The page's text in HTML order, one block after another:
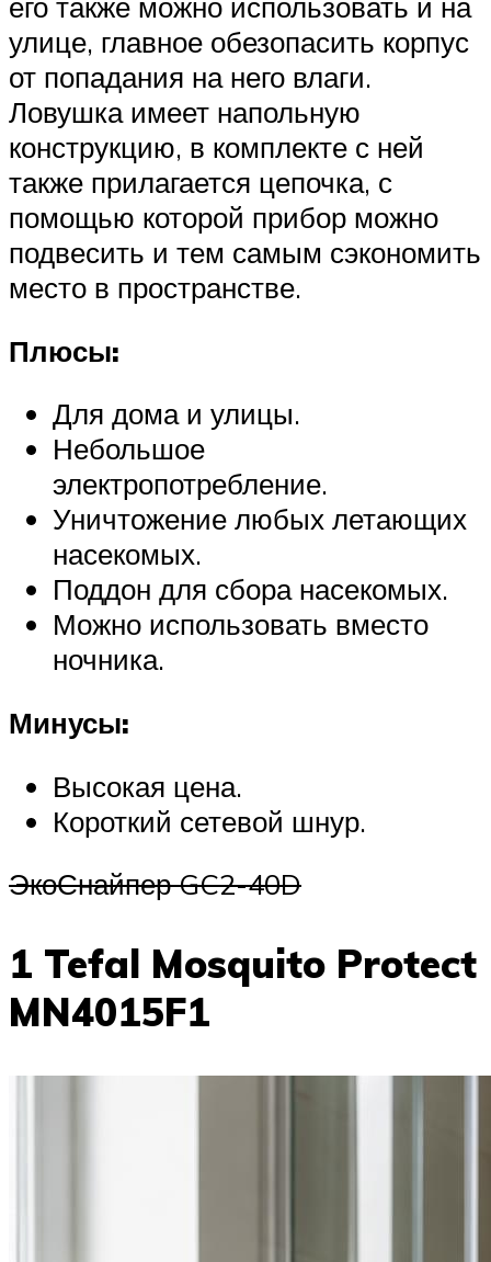
улице, главное обезопасить корпус
от попадания на него влаги.
Ловушка имеет напольную
конструкцию, в комплекте с ней
также прилагается цепочка, с
помощью которой прибор можно
подвесить и тем самым сэкономить
место в пространстве.
Плюсы:
Для дома и улицы.
Небольшое
электропотребление.
Уничтожение любых летающих
насекомых.
Поддон для сбора насекомых.
Можно использовать вместо
ночника.
Минусы:
Высокая цена.
Короткий сетевой шнур.
ЭкоСнайпер GC2-40D
1 Tefal Mosquito Protect
MN4015F1